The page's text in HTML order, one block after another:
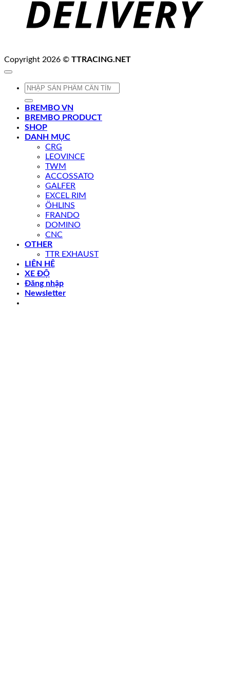
Copyright 2026 © TTRACING.NET
Tìm
BREMBO VN
BREMBO PRODUCT
SHOP
DANH MỤC
CRG
LEOVINCE
TWM
ACCOSSATO
GALFER
EXCEL RIM
ÖHLINS
FRANDO
DOMINO
CNC
OTHER
TTR EXHAUST
LIÊN HỆ
XE ĐỘ
Đăng nhập
Newsletter